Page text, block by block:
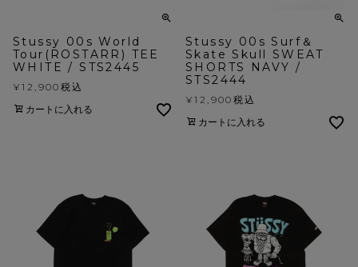
Stussy 00s World
Tour(ROSTARR) TEE
WHITE / STS2445
¥12,900 税込
カートに入れる
Stussy 00s Surf＆
Skate Skull SWEAT
SHORTS NAVY /
STS2444
¥12,900 税込
カートに入れる